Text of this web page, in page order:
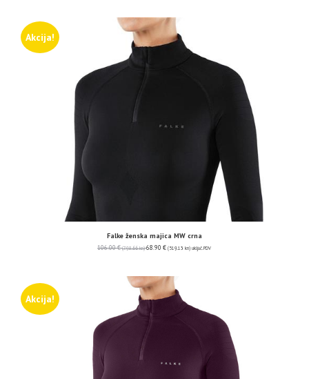
Akcija!
Falke ženska majica MW crna
106.00€ (798.66 kn) 68.90 € (519.13 kn) uključ. PDV
Akcija!